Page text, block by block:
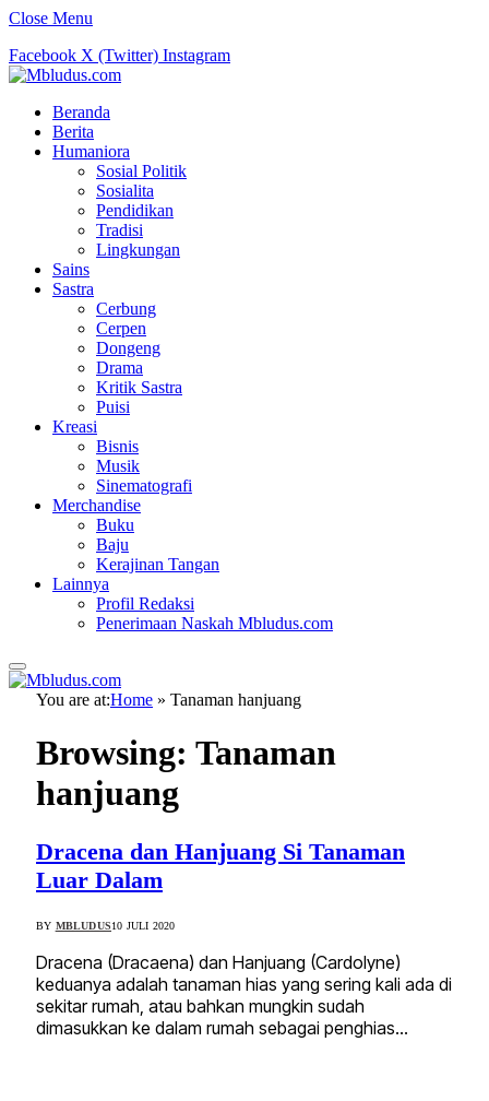
Close Menu
Facebook X (Twitter) Instagram
Beranda
Berita
Humaniora
Sosial Politik
Sosialita
Pendidikan
Tradisi
Lingkungan
Sains
Sastra
Cerbung
Cerpen
Dongeng
Drama
Kritik Sastra
Puisi
Kreasi
Bisnis
Musik
Sinematografi
Merchandise
Buku
Baju
Kerajinan Tangan
Lainnya
Profil Redaksi
Penerimaan Naskah Mbludus.com
You are at:Home » Tanaman hanjuang
Browsing: Tanaman
hanjuang
Dracena dan Hanjuang Si Tanaman
Luar Dalam
BY MBLUDUS10 JULI 2020
Dracena (Dracaena) dan Hanjuang (Cardolyne)
keduanya adalah tanaman hias yang sering kali ada di
sekitar rumah, atau bahkan mungkin sudah
dimasukkan ke dalam rumah sebagai penghias…